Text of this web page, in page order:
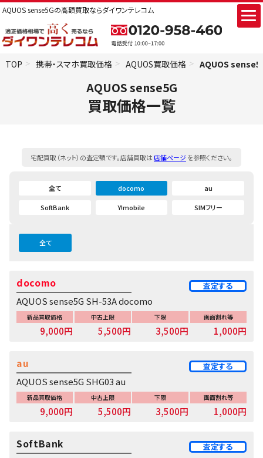
AQUOS sense5Gの高額買取ならダイワンテレコム
TOP 携帯・スマホ買取価格 AQUOS買取価格 AQUOS
AQUOS sense5G
買取価格一覧
宅配買取（ネット）の査定額です。店舗買取は店舗ページを参照ください。
全て docomo au
SoftBank Y!mobile SIMフリー
全て
AQUOS sense5G SH-53A docomo
docomo 査定する
新品買取価格
9,000円
中古上限
5,500円
下限
3,500円
画面割れ等
1,000円
AQUOS sense5G SHG03 au
au 査定する
新品買取価格
9,000円
中古上限
5,500円
下限
3,500円
画面割れ等
1,000円
SoftBank 査定する